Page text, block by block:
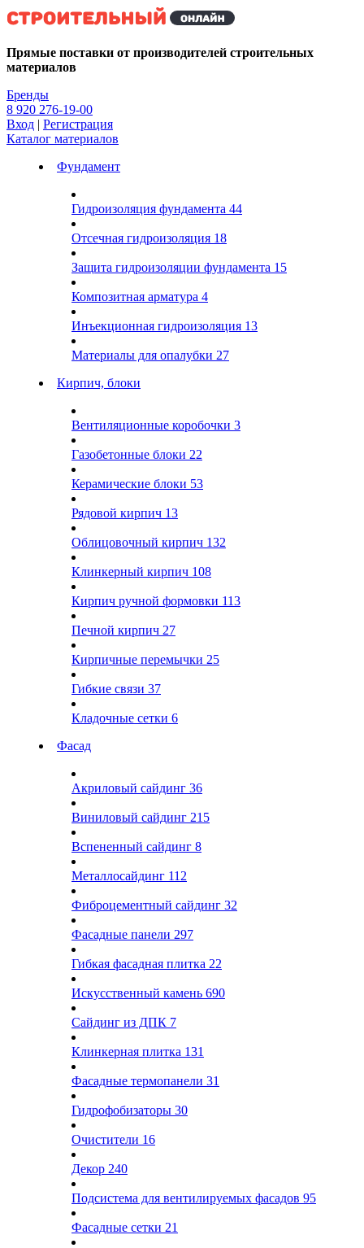
Kg
Прямые поставки от производителей строительных
материалов
Бренды
8 920 276-19-00
Вход | Регистрация
Каталог материалов
Фундамент
Гидроизоляция фундамента 44
Отсечная гидроизоляция 18
Защита гидроизоляции фундамента 15
Композитная арматура 4
Инъекционная гидроизоляция 13
Материалы для опалубки 27
Кирпич, блоки
Вентиляционные коробочки 3
Газобетонные блоки 22
Керамические блоки 53
Рядовой кирпич 13
Облицовочный кирпич 132
Клинкерный кирпич 108
Кирпич ручной формовки 113
Печной кирпич 27
Кирпичные перемычки 25
Гибкие связи 37
Кладочные сетки 6
Фасад
Акриловый сайдинг 36
Виниловый сайдинг 215
Вспененный сайдинг 8
Металлосайдинг 112
Фиброцементный сайдинг 32
Фасадные панели 297
Гибкая фасадная плитка 22
Искусственный камень 690
Сайдинг из ДПК 7
Клинкерная плитка 131
Фасадные термопанели 31
Гидрофобизаторы 30
Очистители 16
Декор 240
Подсистема для вентилируемых фасадов 95
Фасадные сетки 21